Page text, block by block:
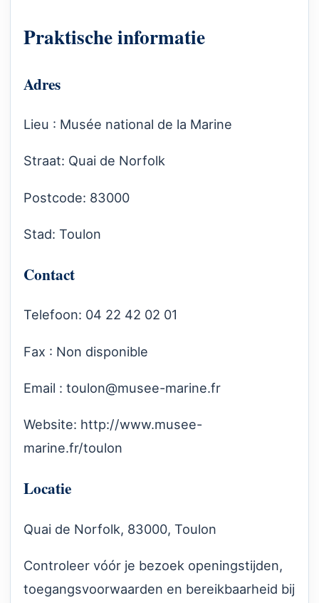
Praktische informatie
Adres
Lieu : Musée national de la Marine
Straat: Quai de Norfolk
Postcode: 83000
Stad: Toulon
Contact
Telefoon: 04 22 42 02 01
Fax : Non disponible
Email : toulon@musee-marine.fr
Website: http://www.musee-
marine.fr/toulon
Locatie
Quai de Norfolk, 83000, Toulon
Controleer vóór je bezoek openingstijden,
toegangsvoorwaarden en bereikbaarheid bij